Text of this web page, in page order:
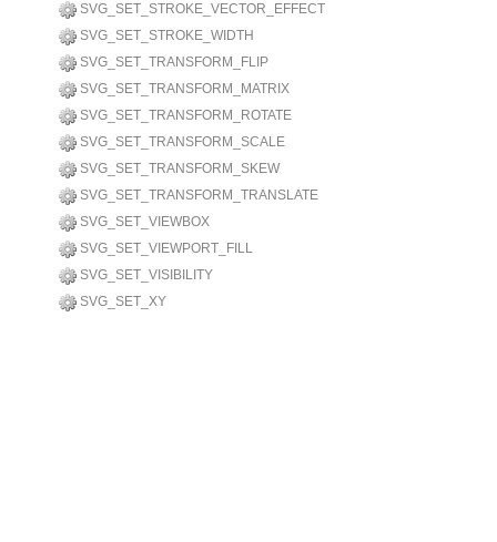
SVG_SET_STROKE_VECTOR_EFFECT
SVG_SET_STROKE_WIDTH
SVG_SET_TRANSFORM_FLIP
SVG_SET_TRANSFORM_MATRIX
SVG_SET_TRANSFORM_ROTATE
SVG_SET_TRANSFORM_SCALE
SVG_SET_TRANSFORM_SKEW
SVG_SET_TRANSFORM_TRANSLATE
SVG_SET_VIEWBOX
SVG_SET_VIEWPORT_FILL
SVG_SET_VISIBILITY
SVG_SET_XY